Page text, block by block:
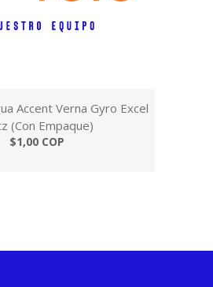
Accent Verna Gyro Excel
(Con Empaque)
$1,00 COP